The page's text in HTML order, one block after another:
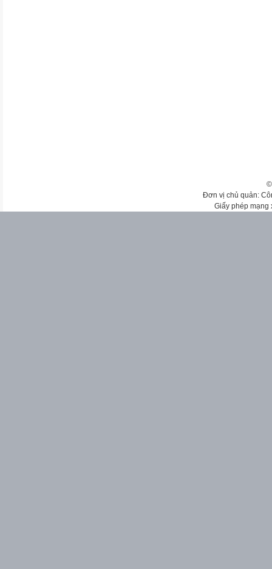
Đơn vị chủ quản:
Giấy phép mạng